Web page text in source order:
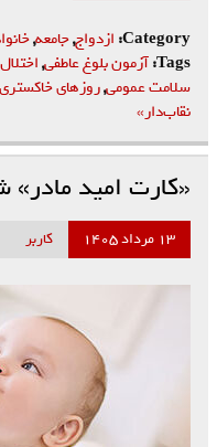
Category: ازدواج,جامعه,
Tags: آزمون بلوغ عاطفی,
سلامت عمومی,روزهای خاکستری
نقاب‌دار»
«کارت امید
۱۳ مرداد ۱۴۰۵ کاربر